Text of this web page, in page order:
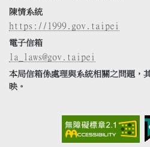
陳情系統
https://1999.gov.taipei
電子信箱
la_laws@gov.taipei
本局信箱係處理與系統相關之問題，
映。